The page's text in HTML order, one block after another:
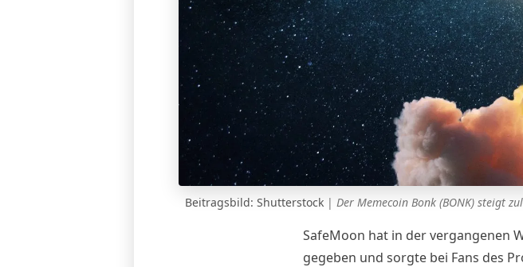
Beitragsbild: Shutterstock | Der Memecoin Bonk (BONK) steigt
SafeMoon hat in der vergangenen
gegeben und sorgte bei Fans des